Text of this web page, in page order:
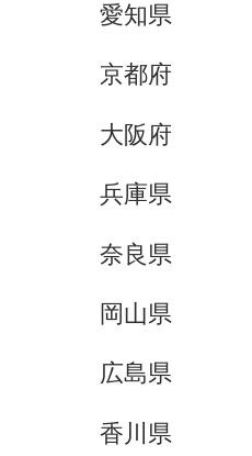
愛知県
京都府
大阪府
兵庫県
奈良県
岡山県
広島県
香川県